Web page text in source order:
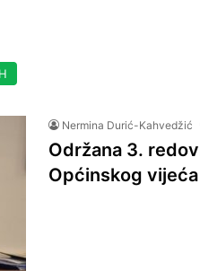
Nermina Durić-Kahvedžić
Održana 3.
Općinskog